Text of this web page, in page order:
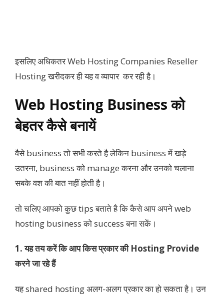
इसलिए अधिकतर Web Hosting Companies Reseller
Hosting खरीदकर ही यह व व्यापार कर रही है।
Web Hosting Business को
बेहतर कैसे बनायें
वैसे business तो सभी करते है लेकिन business में खड़े
उतरना, business को manage करना और उनको चलाना
सबके वश की बात नहीं होती है।
तो चलिए आपको कुछ tips बताते है कि कैसे आप अपने web
hosting business को success बना सकें।
1. यह तय करें कि आप किस प्रकार की Hosting Provide
करने जा रहे हैं
यह shared hosting अलग-अलग प्रकार का हो सकता है। उन